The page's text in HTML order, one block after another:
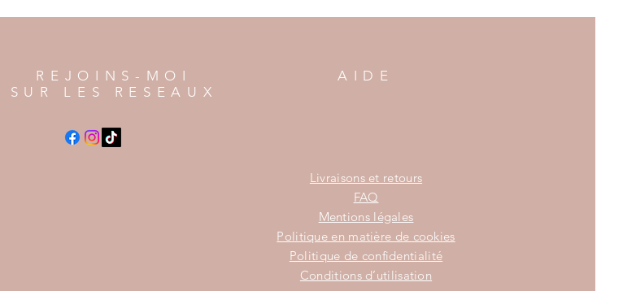
REJOINS-MOI
SUR LES RESEAUX
AIDE
Livraisons et retours
FAQ
Mentions légales
Politique en matière de cookies
Politique de confidentialité
Conditions d’utilisation